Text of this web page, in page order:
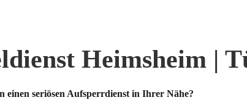
Heimsheim |
einen seriösen Aufsperrdienst in Ihrer Nähe?